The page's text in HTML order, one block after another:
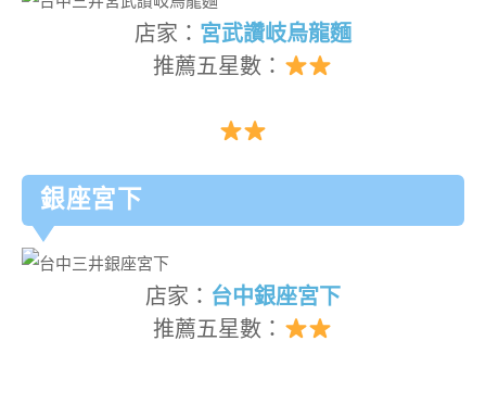
店家： 宮武讚岐烏龍麵
推薦五星數：
銀座宮下
店家： 台中銀座宮下
推薦五星數：